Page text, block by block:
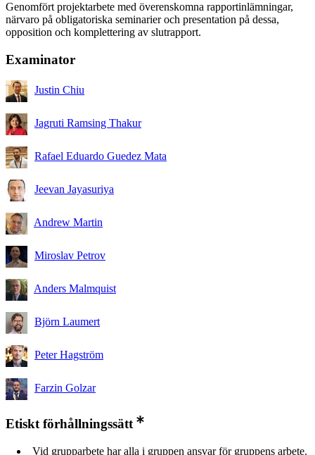
Genomfört projektarbete med överenskomna rapportinlämningar,
närvaro på obligatoriska seminarier och presentation på dessa,
opposition och komplettering av slutrapport.
Examinator
Justin Chiu
Jagruti Ramsing Thakur
Rafael Eduardo Guedez Mata
Jeevan Jayasuriya
Andrew Martin
Miroslav Petrov
Anders Malmquist
Björn Laumert
Peter Hagström
Farzin Golzar
Etiskt förhållningssätt
Vid grupparbete har alla i gruppen ansvar för gruppens arbete.